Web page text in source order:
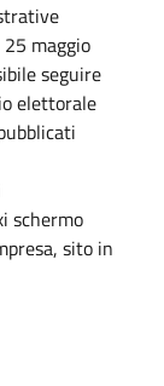
maggio
seguire
elettorale
schermo
sito in